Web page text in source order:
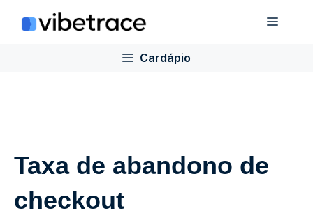
para
Cardápio
Taxa de abandono de
checkout